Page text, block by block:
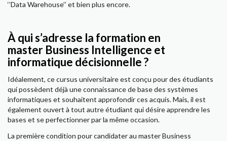
‘’Data Warehouse’’ et bien plus encore.
À qui s’adresse la formation en
master Business Intelligence et
informatique décisionnelle ?
Idéalement, ce cursus universitaire est conçu pour des étudiants
qui possèdent déjà une connaissance de base des systèmes
informatiques et souhaitent approfondir ces acquis. Mais, il est
également ouvert à tout autre étudiant qui désire apprendre les
bases et se perfectionner par la même occasion.
La première condition pour candidater au master Business